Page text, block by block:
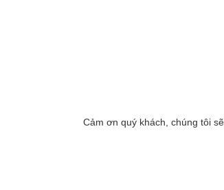
Cảm ơn quý khách, chúng tôi